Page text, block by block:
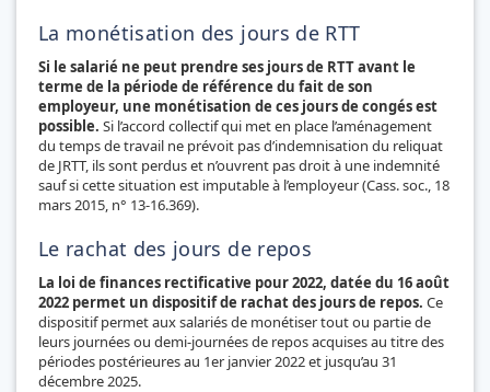
La monétisation des jours de RTT
Si le salarié ne peut prendre ses jours de RTT avant le
terme de la période de référence du fait de son
employeur, une monétisation de ces jours de congés est
possible. Si l’accord collectif qui met en place l’aménagement
du temps de travail ne prévoit pas d’indemnisation du reliquat
de JRTT, ils sont perdus et n’ouvrent pas droit à une indemnité
sauf si cette situation est imputable à l’employeur (Cass. soc., 18
mars 2015, n° 13-16.369).
Le rachat des jours de repos
La loi de finances rectificative pour 2022, datée du 16 août
2022 permet un dispositif de rachat des jours de repos. Ce
dispositif permet aux salariés de monétiser tout ou partie de
leurs journées ou demi-journées de repos acquises au titre des
périodes postérieures au 1er janvier 2022 et jusqu’au 31
décembre 2025.